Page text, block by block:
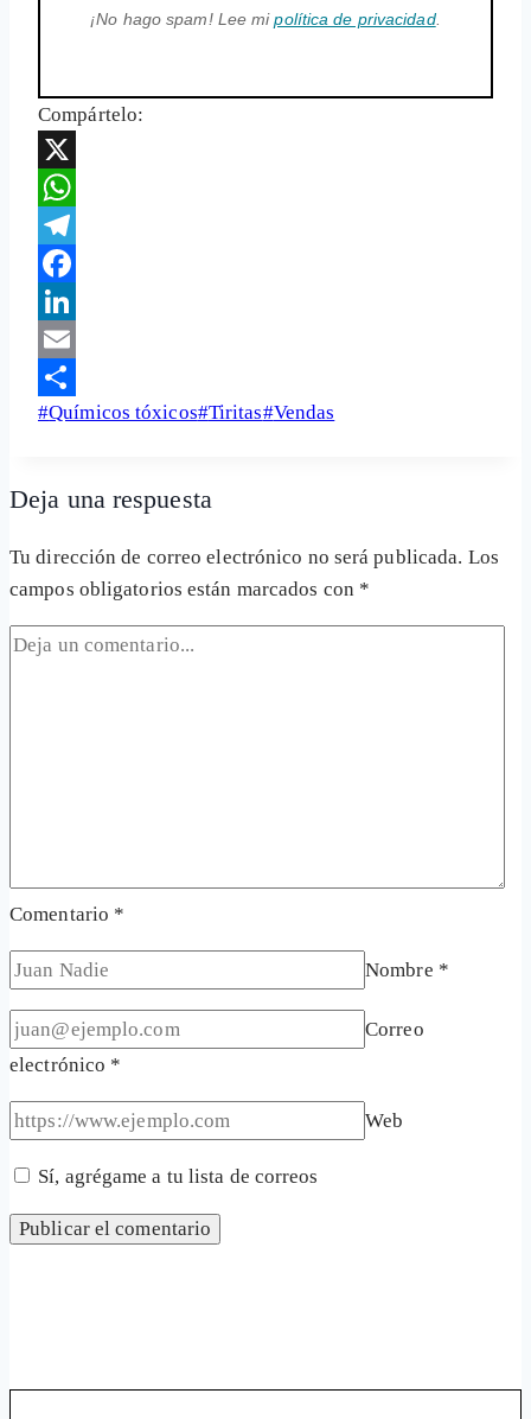
¡No hago spam! Lee mipolítica de privacidad.
Compártelo:
X
WhatsApp
Telegram
Facebook
LinkedIn
Email
Share
Etiquetas
entrada:
#Químicos tóxicos#Tiritas#Vendas
Deja una respuesta
Tu dirección de correo electrónico no será publicada. Los
campos obligatorios están marcados con *
Comentario *
Nombre *
Correo
electrónico *
Web
Sí, agrégame a tu lista de correos